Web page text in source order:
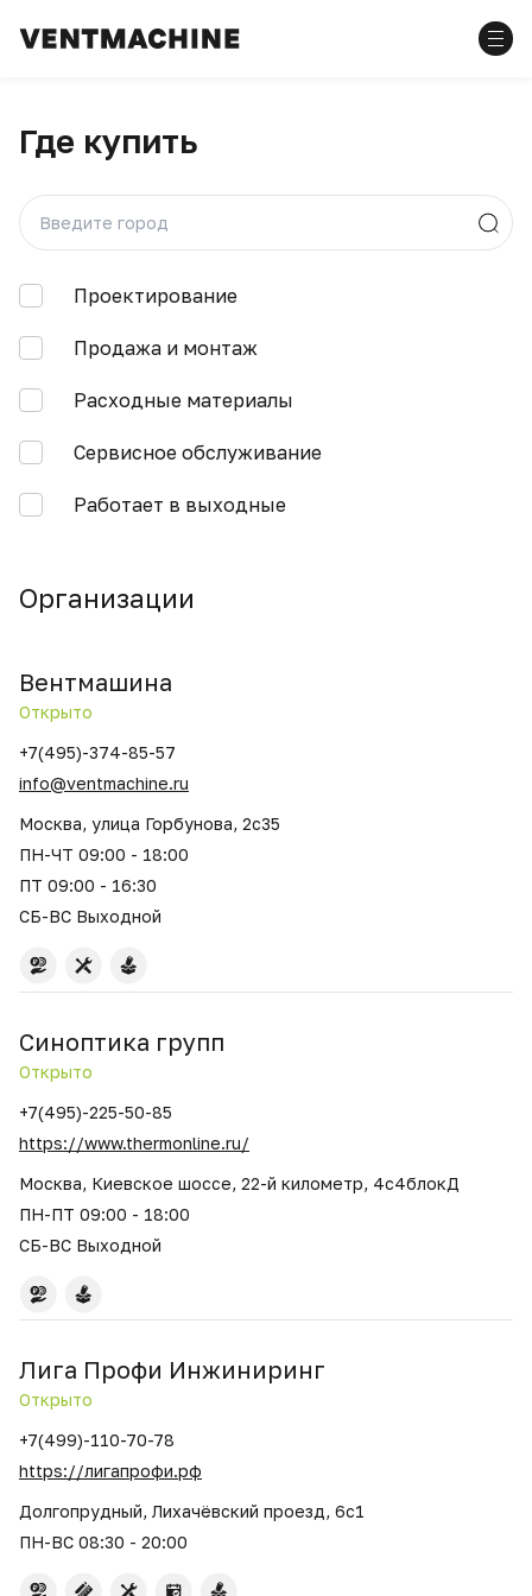
Где купить
Проектирование
Продажа и монтаж
Расходные материалы
Сервисное обслуживание
Работает в выходные
Организации
Вентмашина
Открыто
+7(495)-374-85-57
info@ventmachine.ru
Москва, улица Горбунова, 2с35
ПН-ЧТ 09:00 - 18:00
ПТ 09:00 - 16:30
СБ-ВС Выходной
Синоптика групп
Открыто
+7(495)-225-50-85
https://www.thermonline.ru/
Москва, Киевское шоссе, 22-й километр, 4с4блокД
ПН-ПТ 09:00 - 18:00
СБ-ВС Выходной
Лига Профи Инжиниринг
Открыто
+7(499)-110-70-78
https://лигапрофи.рф
Долгопрудный, Лихачёвский проезд, 6с1
ПН-ВС 08:30 - 20:00